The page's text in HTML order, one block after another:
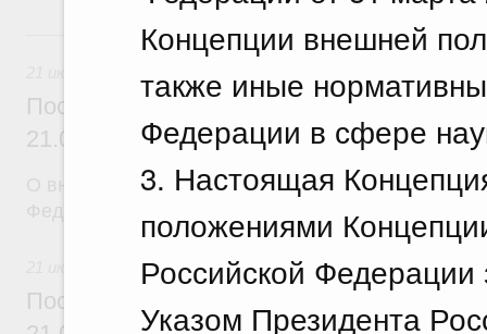
Концепции внешней
также иные
Федерации в сфере
3. Настоящая
положениями
Российской
Указом Президента
21 июля, вторник
Постановление Правительства
21.07.2026 г. № 917
О внесении изменений в постановление
Федерации от 27 октября 2021 г. № 1838
Постановление Правительства